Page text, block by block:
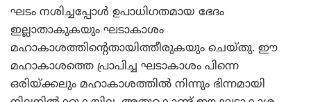
ഘടം നശിച്ചപ്പോള്‍ ഉപാധിഗതമായ ഭേദം
ഇല്ലാതാകുകയും ഘടാകാശം
മഹാകാശത്തിന്റെതായിത്തീരുകയും ചെയ്തു. ഈ
മഹാകാശത്തെ പ്രാപിച്ച ഘടാകാശം പിന്നെ
ഒരിയ്ക്കലും മഹാകാശത്തില്‍ നിന്നും ഭിന്നമായി